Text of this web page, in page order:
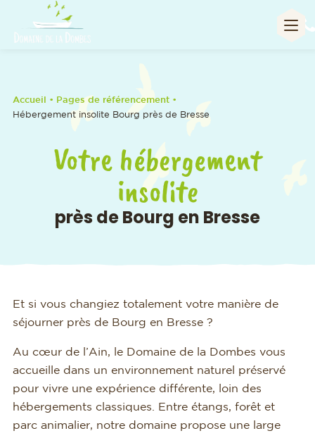
Accueil
• Pages de référencement •
Hébergement insolite Bourg près de Bresse
Votre hébergement
insolite
près de Bourg en Bresse
Et si vous changiez totalement votre manière de
séjourner près de Bourg en Bresse ?
Au cœur de l’Ain, le Domaine de la Dombes vous
accueille dans un environnement naturel préservé
pour vivre une expérience différente, loin des
hébergements classiques. Entre étangs, forêt et
parc animalier, notre domaine propose une large